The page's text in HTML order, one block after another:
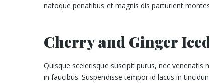
natoque penatibus et magnis dis parturient
Cherry and Ginger
Quisque scelerisque suscipit purus, nec
in faucibus. Suspendisse tempor id lacus in